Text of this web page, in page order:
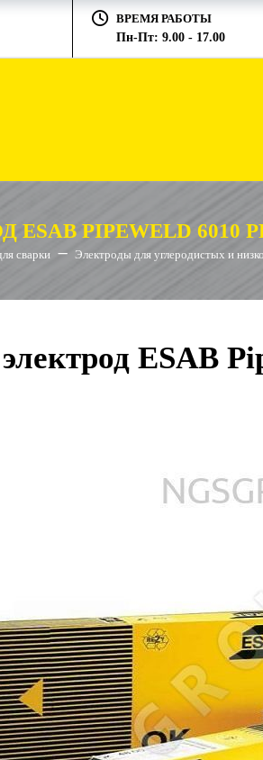
ВРЕМЯ РАБОТЫ
Пн-Пт: 9.00 - 17.00
PIPEWELD 6010
сварки Электроды для углеродистых и
ESAB